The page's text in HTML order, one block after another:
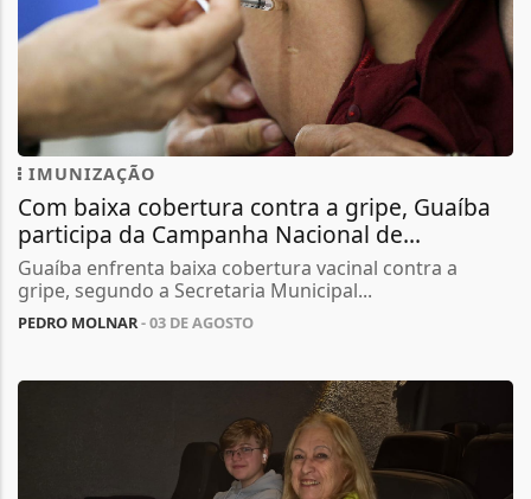
IMUNIZAÇÃO
Com baixa cobertura contra a gripe, Guaíba
participa da Campanha Nacional de...
Guaíba enfrenta baixa cobertura vacinal contra a
gripe, segundo a Secretaria Municipal...
PEDRO MOLNAR- 03 DE AGOSTO